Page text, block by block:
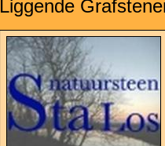
Liggende